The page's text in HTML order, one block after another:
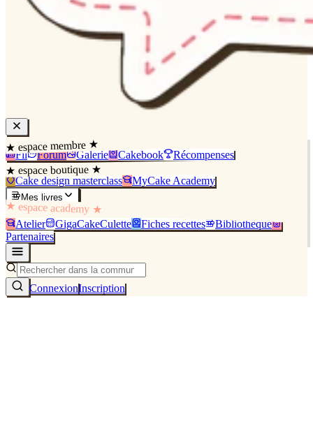
★ espace membre ★
Fil Forum Galerie Cakebook Récompenses
★ espace boutique ★
Cake design masterclass MyCake Academy
Mes livres
★ espace academy ★
Atelier GigaCakeCulette Fiches recettes
Bibliothèque
Partenaires
ConnexionInscription